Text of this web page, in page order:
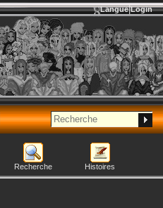
Langue Login
Recherche Histoires